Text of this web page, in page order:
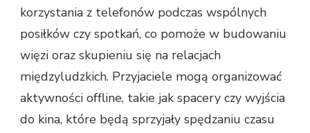
korzystania z telefonów podczas wspólnych
posiłków czy spotkań, co pomoże w budowaniu
więzi oraz skupieniu się na relacjach
międzyludzkich. Przyjaciele mogą organizować
aktywności offline, takie jak spacery czy wyjścia
do kina, które będą sprzyjały spędzaniu czasu